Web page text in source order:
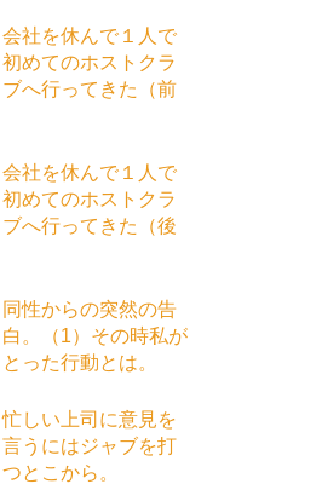
会社を休んで１人で
初めてのホストクラ
ブへ行ってきた（前
会社を休んで１人で
初めてのホストクラ
ブへ行ってきた（後
同性からの突然の告
白。（1）その時私が
とった行動とは。
忙しい上司に意見を
言うにはジャブを打
つとこから。